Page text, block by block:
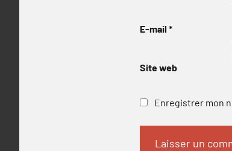
E-mail *
Site web
Enregistrer mon